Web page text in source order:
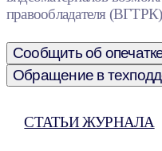
правообладателя
Сообщить об
Обращение в
СТАТЬИ ЖУРНАЛА